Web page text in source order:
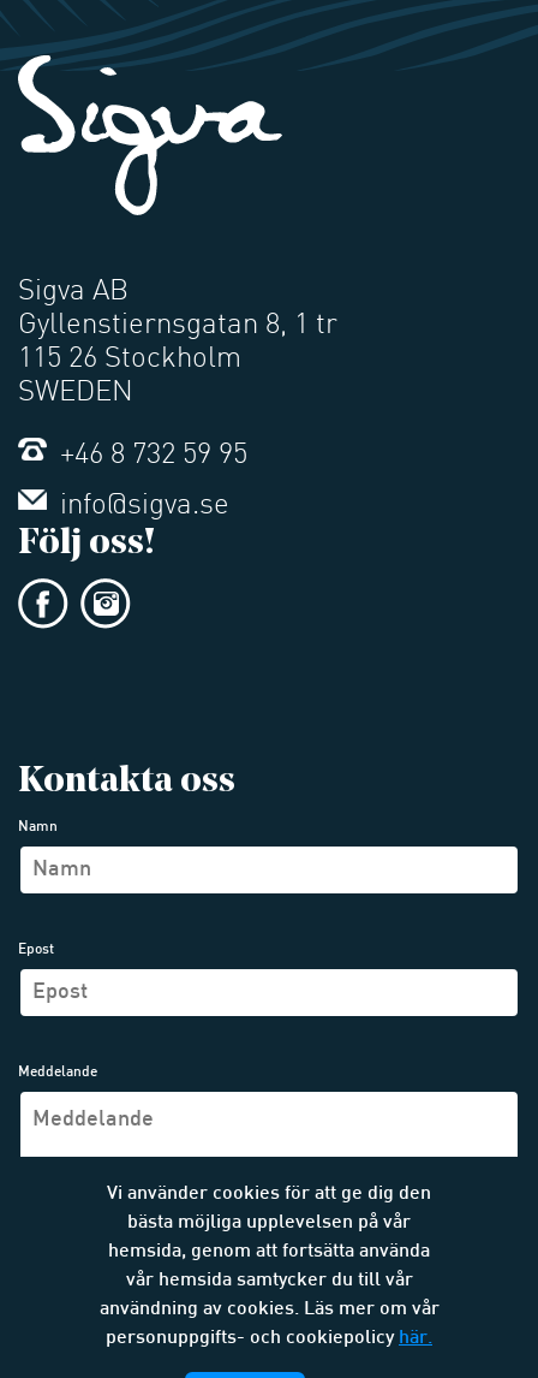
Sigva AB
Gyllenstiernsgatan 8, 1 tr
115 26 Stockholm
SWEDEN
+46 8 732 59 95
info@sigva.se
Följ oss!
Kontakta oss
Namn
Epost
Meddelande
SKICKA MEDDELANDE
Vi använder cookies för att ge dig den
bästa möjliga upplevelsen på vår
hemsida, genom att fortsätta använda
vår hemsida samtycker du till vår
användning av cookies. Läs mer om vår
personuppgifts- och cookiepolicy här.